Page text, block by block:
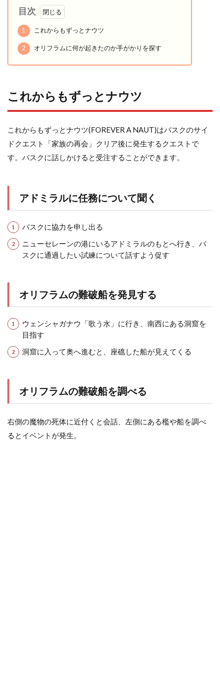
目次
1 これからもずっとナウツ
2 オリフラムに何が起きたのか手がかりを探す
これからもずっとナウツ
これからもずっとナウツ(FOREVER A NAUT)はバスクのサイ
ドクエスト「家族の再会」クリア後に発生するクエストで
す。バスクに話しかけると受注することができます。
アドミラルに任務について聞く
バスクに協力を申し出る
ニューセレーンの港にいるアドミラルのもとへ行き、バ
スクに通過したい試練について話すよう促す
オリフラムの難破船を発見する
ウェンシャガナウ「歌う水」に行き、南西にある洞窟を
目指す
洞窟に入って奥へ進むと、座礁した船が見えてくる
オリフラムの難破船を調べる
右側の魔物の死体に近付くと会話、左側にある檻や船を調べ
るとイベントが発生。